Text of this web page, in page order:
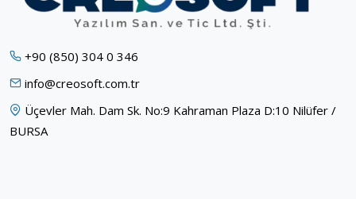
+90 (850) 304 0 346
info@creosoft.com.tr
Üçevler Mah. Dam Sk. No:9 Kahraman Plaza D:10 Nilüfer /
BURSA